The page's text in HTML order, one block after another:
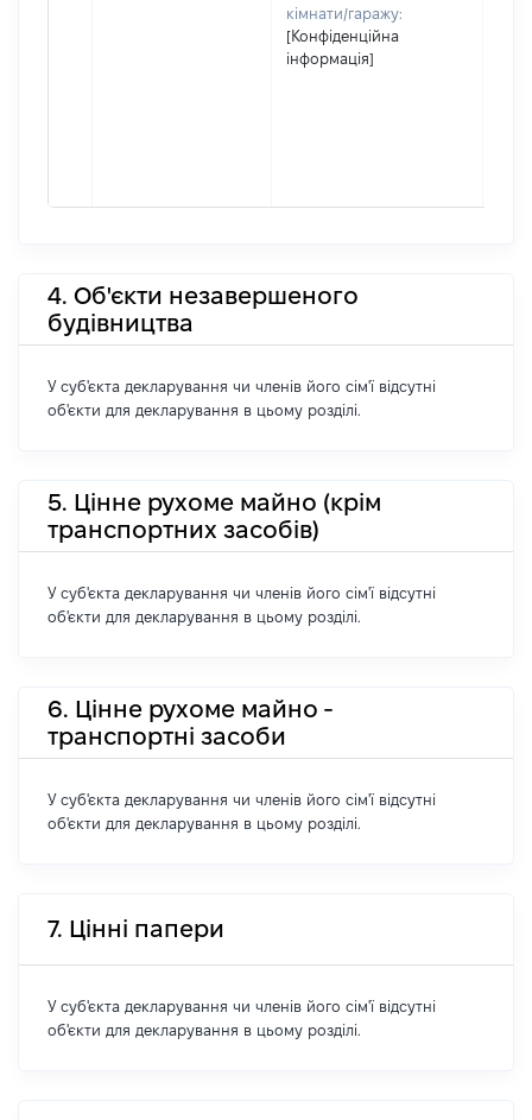
кімнати/гаражу:
[Конфіденційна
інформація]
4. Об'єкти незавершеного
будівництва
У суб'єкта декларування чи членів його сім'ї відсутні
об'єкти для декларування в цьому розділі.
5. Цінне рухоме майно (крім
транспортних засобів)
У суб'єкта декларування чи членів його сім'ї відсутні
об'єкти для декларування в цьому розділі.
6. Цінне рухоме майно -
транспортні засоби
У суб'єкта декларування чи членів його сім'ї відсутні
об'єкти для декларування в цьому розділі.
7. Цінні папери
У суб'єкта декларування чи членів його сім'ї відсутні
об'єкти для декларування в цьому розділі.